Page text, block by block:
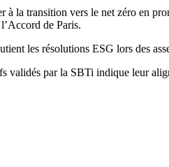
la transition vers le net zéro en
de Paris.
les résolutions ESG lors des
validés par la SBTi indique leur